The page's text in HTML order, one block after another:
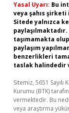
Yasal Uyarı: Bu
veya şahıs
Sitede yalnızca
taşımamakta
paylaşım
benzerlikleri
taslak halindedir
Sitemiz, 5651
Kurumu (BTK)
vermektedir. Bu
veya araştırma